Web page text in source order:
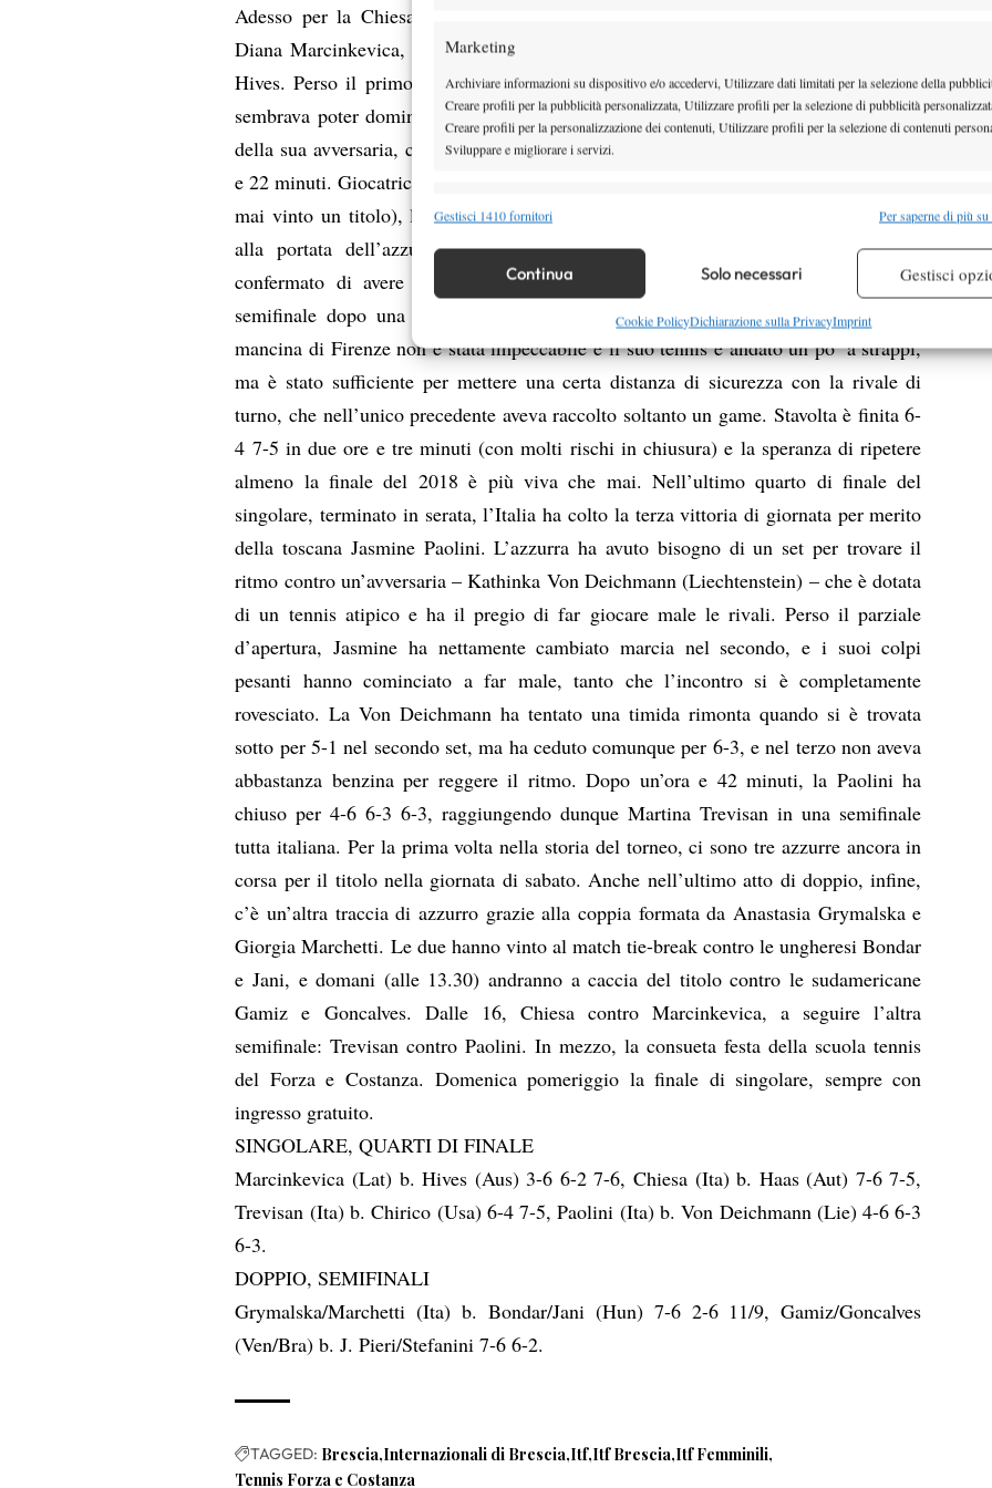
Marketing
Archiviare informazioni su dispositivo e/o accedervi, Utilizzare dati limitati per la selezione della
Creare profili per la pubblicità personalizzata, Utilizzare profili per la selezione di pubblicità
Creare profili per la personalizzazione dei contenuti, Utilizzare profili per la selezione di contenuti
Sviluppare e migliorare i servizi.
Funzionalità
Identificare i dispositivi in base alle informazioni trasmesse automaticamente.
Garantire la sicurezza, prevenire e rilevare frodi, correggere errori,
Erogare e presentare pubblicità e contenuto, Salvare e comunicare le
scelte sulla privacy.
Gestisci 1410 fornitori Per saperne di più
Continua Solo necessari Gestisci
Cookie PolicyDichiarazione sulla PrivacyImprint
Adesso per la Chiesa, in semifinale, c’è un’altra sfida possibile contro la lettone
Diana Marcinkevica, emersa da una partita altalenante di fronte all’australiana Zoe
Hives. Perso il primo parziale, la 26enne di Riga (268 Wta) ha vinto il secondo e
sembrava poter dominare il terzo. Ma non aveva fatto i conti con la tenuta mentale
della sua avversaria, che l’ha costretta al tie-break prima di arrendersi, dopo due ore
e 22 minuti. Giocatrice che predilige il veloce alla terra (superficie sulla quale non ha
mai vinto un titolo), la Marcinkevica sta trovando una buona settimana ma sembra
alla portata dell’azzurra. Nel terzo incontro di giornata, Martina Trevisan ha
confermato di avere feeling con il Forza e Costanza, staccando il pass per la
semifinale dopo una partita tutta sostanza contro l’americana Louisa Chirico. La
mancina di Firenze non è stata impeccabile e il suo tennis è andato un po’ a strappi,
ma è stato sufficiente per mettere una certa distanza di sicurezza con la rivale di
turno, che nell’unico precedente aveva raccolto soltanto un game. Stavolta è finita 6-
4 7-5 in due ore e tre minuti (con molti rischi in chiusura) e la speranza di ripetere
almeno la finale del 2018 è più viva che mai. Nell’ultimo quarto di finale del
singolare, terminato in serata, l’Italia ha colto la terza vittoria di giornata per merito
della toscana Jasmine Paolini. L’azzurra ha avuto bisogno di un set per trovare il
ritmo contro un’avversaria – Kathinka Von Deichmann (Liechtenstein) – che è dotata
di un tennis atipico e ha il pregio di far giocare male le rivali. Perso il parziale
d’apertura, Jasmine ha nettamente cambiato marcia nel secondo, e i suoi colpi
pesanti hanno cominciato a far male, tanto che l’incontro si è completamente
rovesciato. La Von Deichmann ha tentato una timida rimonta quando si è trovata
sotto per 5-1 nel secondo set, ma ha ceduto comunque per 6-3, e nel terzo non aveva
abbastanza benzina per reggere il ritmo. Dopo un’ora e 42 minuti, la Paolini ha
chiuso per 4-6 6-3 6-3, raggiungendo dunque Martina Trevisan in una semifinale
tutta italiana. Per la prima volta nella storia del torneo, ci sono tre azzurre ancora in
corsa per il titolo nella giornata di sabato. Anche nell’ultimo atto di doppio, infine,
c’è un’altra traccia di azzurro grazie alla coppia formata da Anastasia Grymalska e
Giorgia Marchetti. Le due hanno vinto al match tie-break contro le ungheresi Bondar
e Jani, e domani (alle 13.30) andranno a caccia del titolo contro le sudamericane
Gamiz e Goncalves. Dalle 16, Chiesa contro Marcinkevica, a seguire l’altra
semifinale: Trevisan contro Paolini. In mezzo, la consueta festa della scuola tennis
del Forza e Costanza. Domenica pomeriggio la finale di singolare, sempre con
ingresso gratuito.
SINGOLARE, QUARTI DI FINALE
Marcinkevica (Lat) b. Hives (Aus) 3-6 6-2 7-6, Chiesa (Ita) b. Haas (Aut) 7-6 7-5,
Trevisan (Ita) b. Chirico (Usa) 6-4 7-5, Paolini (Ita) b. Von Deichmann (Lie) 4-6 6-3
6-3.
DOPPIO, SEMIFINALI
Grymalska/Marchetti (Ita) b. Bondar/Jani (Hun) 7-6 2-6 11/9, Gamiz/Goncalves
(Ven/Bra) b. J. Pieri/Stefanini 7-6 6-2.
TAGGED: Brescia Internazionali di Brescia Itf Itf Brescia Itf Femminili
Tennis Forza e Costanza